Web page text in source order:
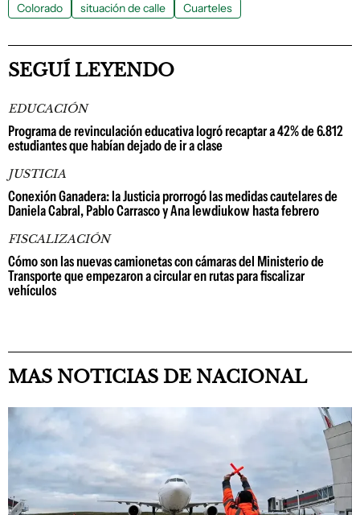
Colorado situación de calle Cuarteles
SEGUÍ LEYENDO
EDUCACIÓN
Programa de revinculación educativa logró recaptar a 42% de 6.812
estudiantes que habían dejado de ir a clase
JUSTICIA
Conexión Ganadera: la Justicia prorrogó las medidas cautelares de
Daniela Cabral, Pablo Carrasco y Ana Iewdiukow hasta febrero
FISCALIZACIÓN
Cómo son las nuevas camionetas con cámaras del Ministerio de
Transporte que empezaron a circular en rutas para fiscalizar
vehículos
MAS NOTICIAS DE NACIONAL